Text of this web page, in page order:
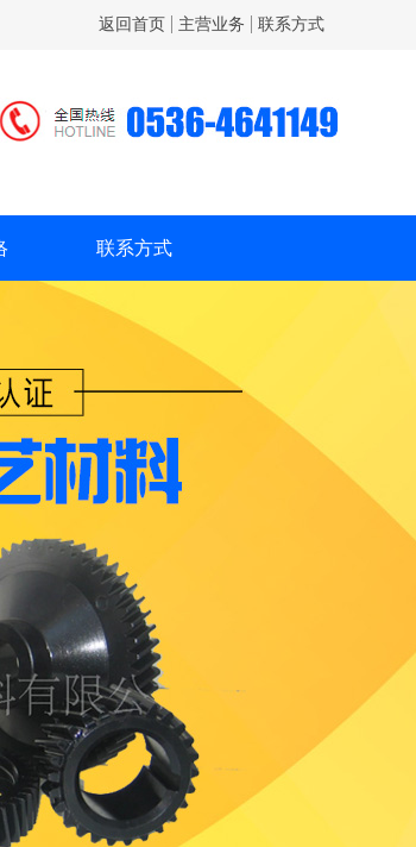
返回首页 主营业务 联系方式
联系方式